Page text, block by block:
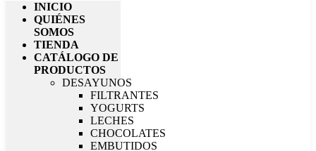
INICIO
QUIÉNES
SOMOS
TIENDA
CATÁLOGO DE
PRODUCTOS
DESAYUNOS
FILTRANTES
YOGURTS
LECHES
CHOCOLATES
EMBUTIDOS